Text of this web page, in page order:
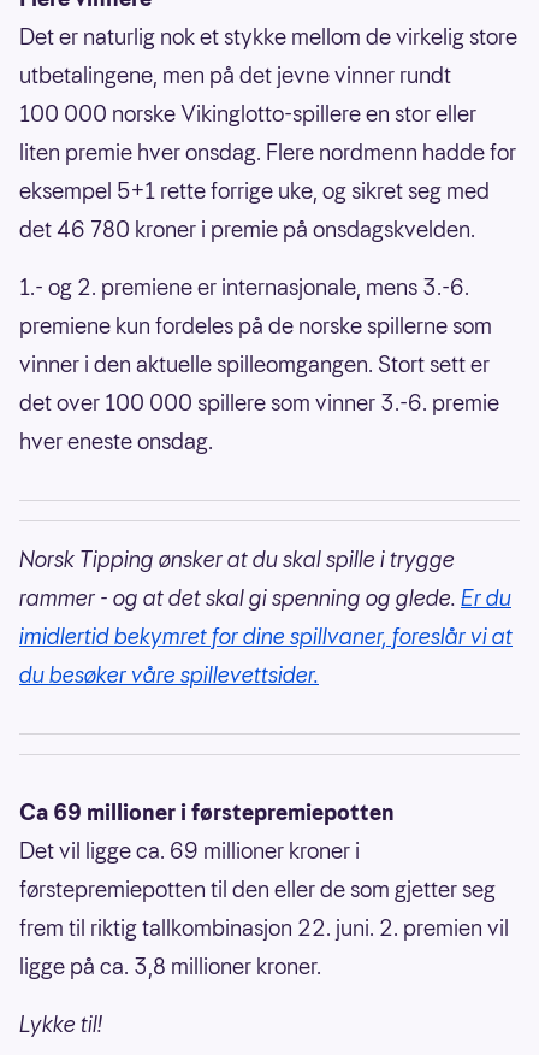
Det er naturlig nok et stykke mellom de virkelig store
utbetalingene, men på det jevne vinner rundt
100 000 norske Vikinglotto-spillere en stor eller
liten premie hver onsdag. Flere nordmenn hadde for
eksempel 5+1 rette forrige uke, og sikret seg med
det 46 780 kroner i premie på onsdagskvelden.
1.- og 2. premiene er internasjonale, mens 3.-6.
premiene kun fordeles på de norske spillerne som
vinner i den aktuelle spilleomgangen. Stort sett er
det over 100 000 spillere som vinner 3.-6. premie
hver eneste onsdag.
Norsk Tipping ønsker at du skal spille i trygge
rammer - og at det skal gi spenning og glede. Er du
imidlertid bekymret for dine spillvaner, foreslår vi at
du besøker våre spillevettsider.
Ca 69 millioner i førstepremiepotten
Det vil ligge ca. 69 millioner kroner i
førstepremiepotten til den eller de som gjetter seg
frem til riktig tallkombinasjon 22. juni. 2. premien vil
ligge på ca. 3,8 millioner kroner.
Lykke til!